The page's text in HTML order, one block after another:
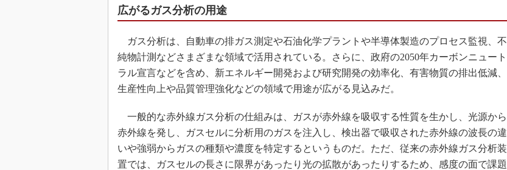
製造業ビッグデータ
メイドインジャパン
植物工場
海外生産
グローバル設計・開発
制御セキュリティ
広がるガス分析の用途
ガス分析は、自動車の排ガス測定や石油化学プラントや半導体製造のプロセス監視、不
純物計測などさまざまな領域で活用されている。さらに、政府の2050年カーボンニュート
ラル宣言などを含め、新エネルギー開発および研究開発の効率化、有害物質の排出低減、
生産性向上や品質管理強化などの領域で用途が広がる見込みだ。
一般的な赤外線ガス分析の仕組みは、ガスが赤外線を吸収する性質を生かし、光源から
赤外線を発し、ガスセルに分析用のガスを注入し、検出器で吸収された赤外線の波長の違
いや強弱からガスの種類や濃度を特定するというものだ。ただ、従来の赤外線ガス分析装
置では、ガスセルの長さに限界があったり光の拡散があったりするため、感度の面で課題